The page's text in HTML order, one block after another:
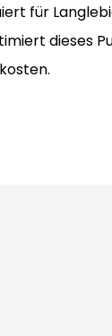
für
dieses